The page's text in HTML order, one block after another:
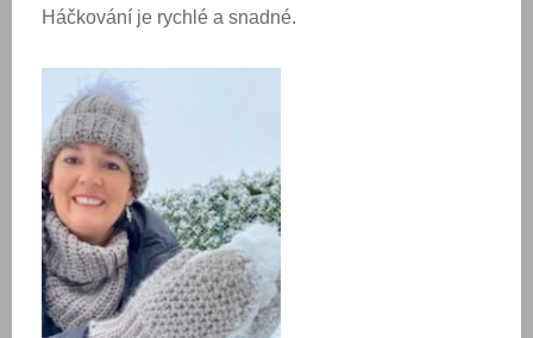
Háčkování je rychlé a snadné.